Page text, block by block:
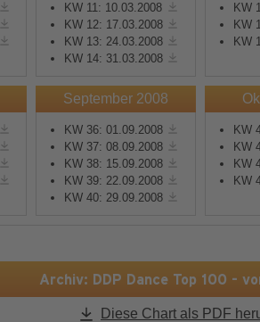
der Nutzung des Service
zu, um diese Inhalte
anzuzeigen.
Mehr Informationen
Akzeptieren
powered byUsercentrics
Consent Management
KW 11: 10.03.2008
KW 12: 17.03.2008
KW 13: 24.03.2008
KW 14: 31.03.2008
KW
KW
KW
September 2008
KW 36: 01.09.2008
KW 37: 08.09.2008
KW 38: 15.09.2008
KW 39: 22.09.2008
KW 40: 29.09.2008
KW
KW
KW
KW
Archiv: DDP Dance Top 100 -
Diese Chart als PDF